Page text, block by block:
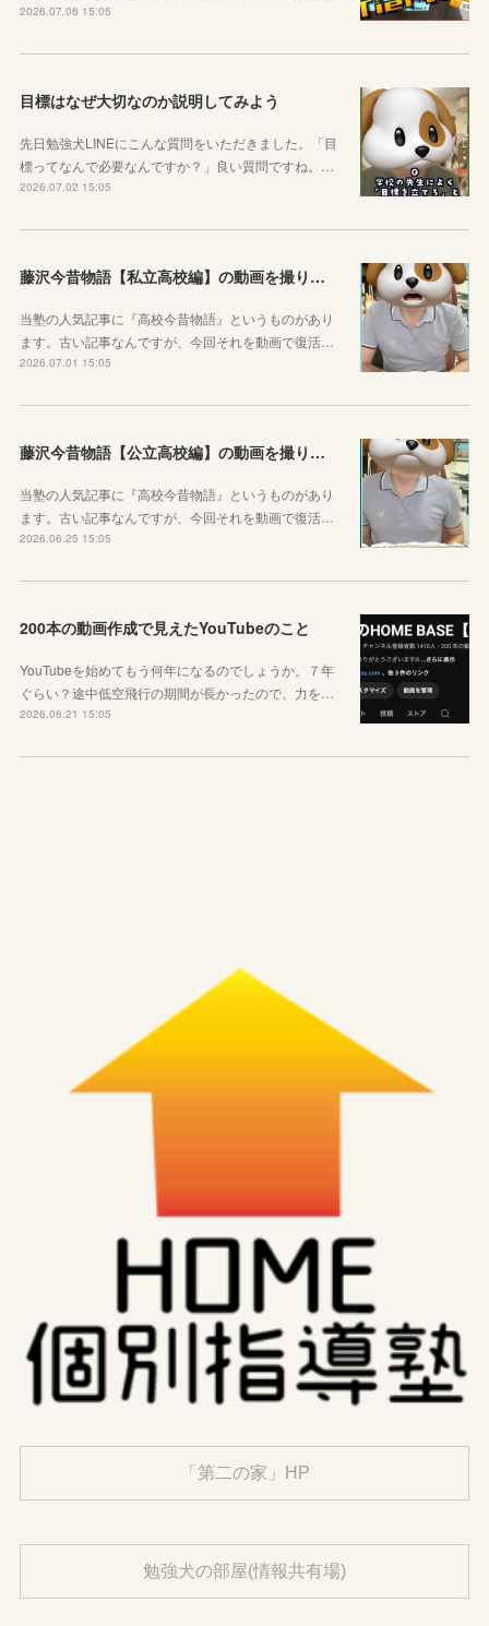
2026.07.06 15:05
目標はなぜ大切なのか説明してみよう
先日勉強犬LINEにこんな質問をいただきました。「目
標ってなんで必要なんですか？」良い質問ですね。…
2026.07.02 15:05
藤沢今昔物語【私立高校編】の動画を撮りました！
当塾の人気記事に『高校今昔物語』というものがあり
ます。古い記事なんですが、今回それを動画で復活…
2026.07.01 15:05
藤沢今昔物語【公立高校編】の動画を撮りました！
当塾の人気記事に『高校今昔物語』というものがあり
ます。古い記事なんですが、今回それを動画で復活…
2026.06.25 15:05
200本の動画作成で見えたYouTubeのこと
YouTubeを始めてもう何年になるのでしょうか。７年
ぐらい？途中低空飛行の期間が長かったので、力を…
2026.06.21 15:05
「第二の家」HP
勉強犬の部屋(情報共有場)